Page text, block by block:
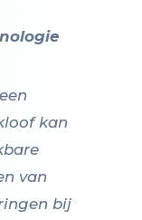
kan
van
bij